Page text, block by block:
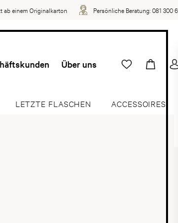
ab einem Originalkarton Persönliche Beratung:081 300
Über uns
LETZTE FLASCHEN ACCESSOIRES